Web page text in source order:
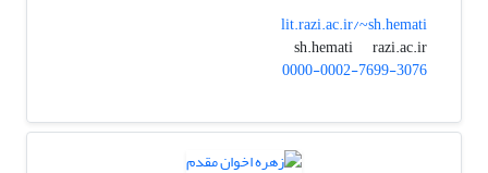
lit.razi.ac.ir/~sh.hemati
sh.hemati
razi.ac.ir
0000-0002-7699-3076